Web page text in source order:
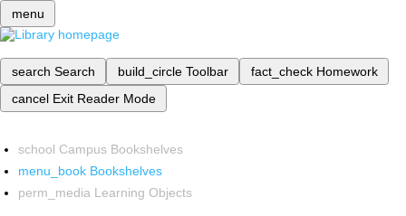
menu
search Search build_circle Toolbar fact_check Homework
cancel Exit Reader Mode
school Campus Bookshelves
menu_book Bookshelves
perm_media Learning Objects